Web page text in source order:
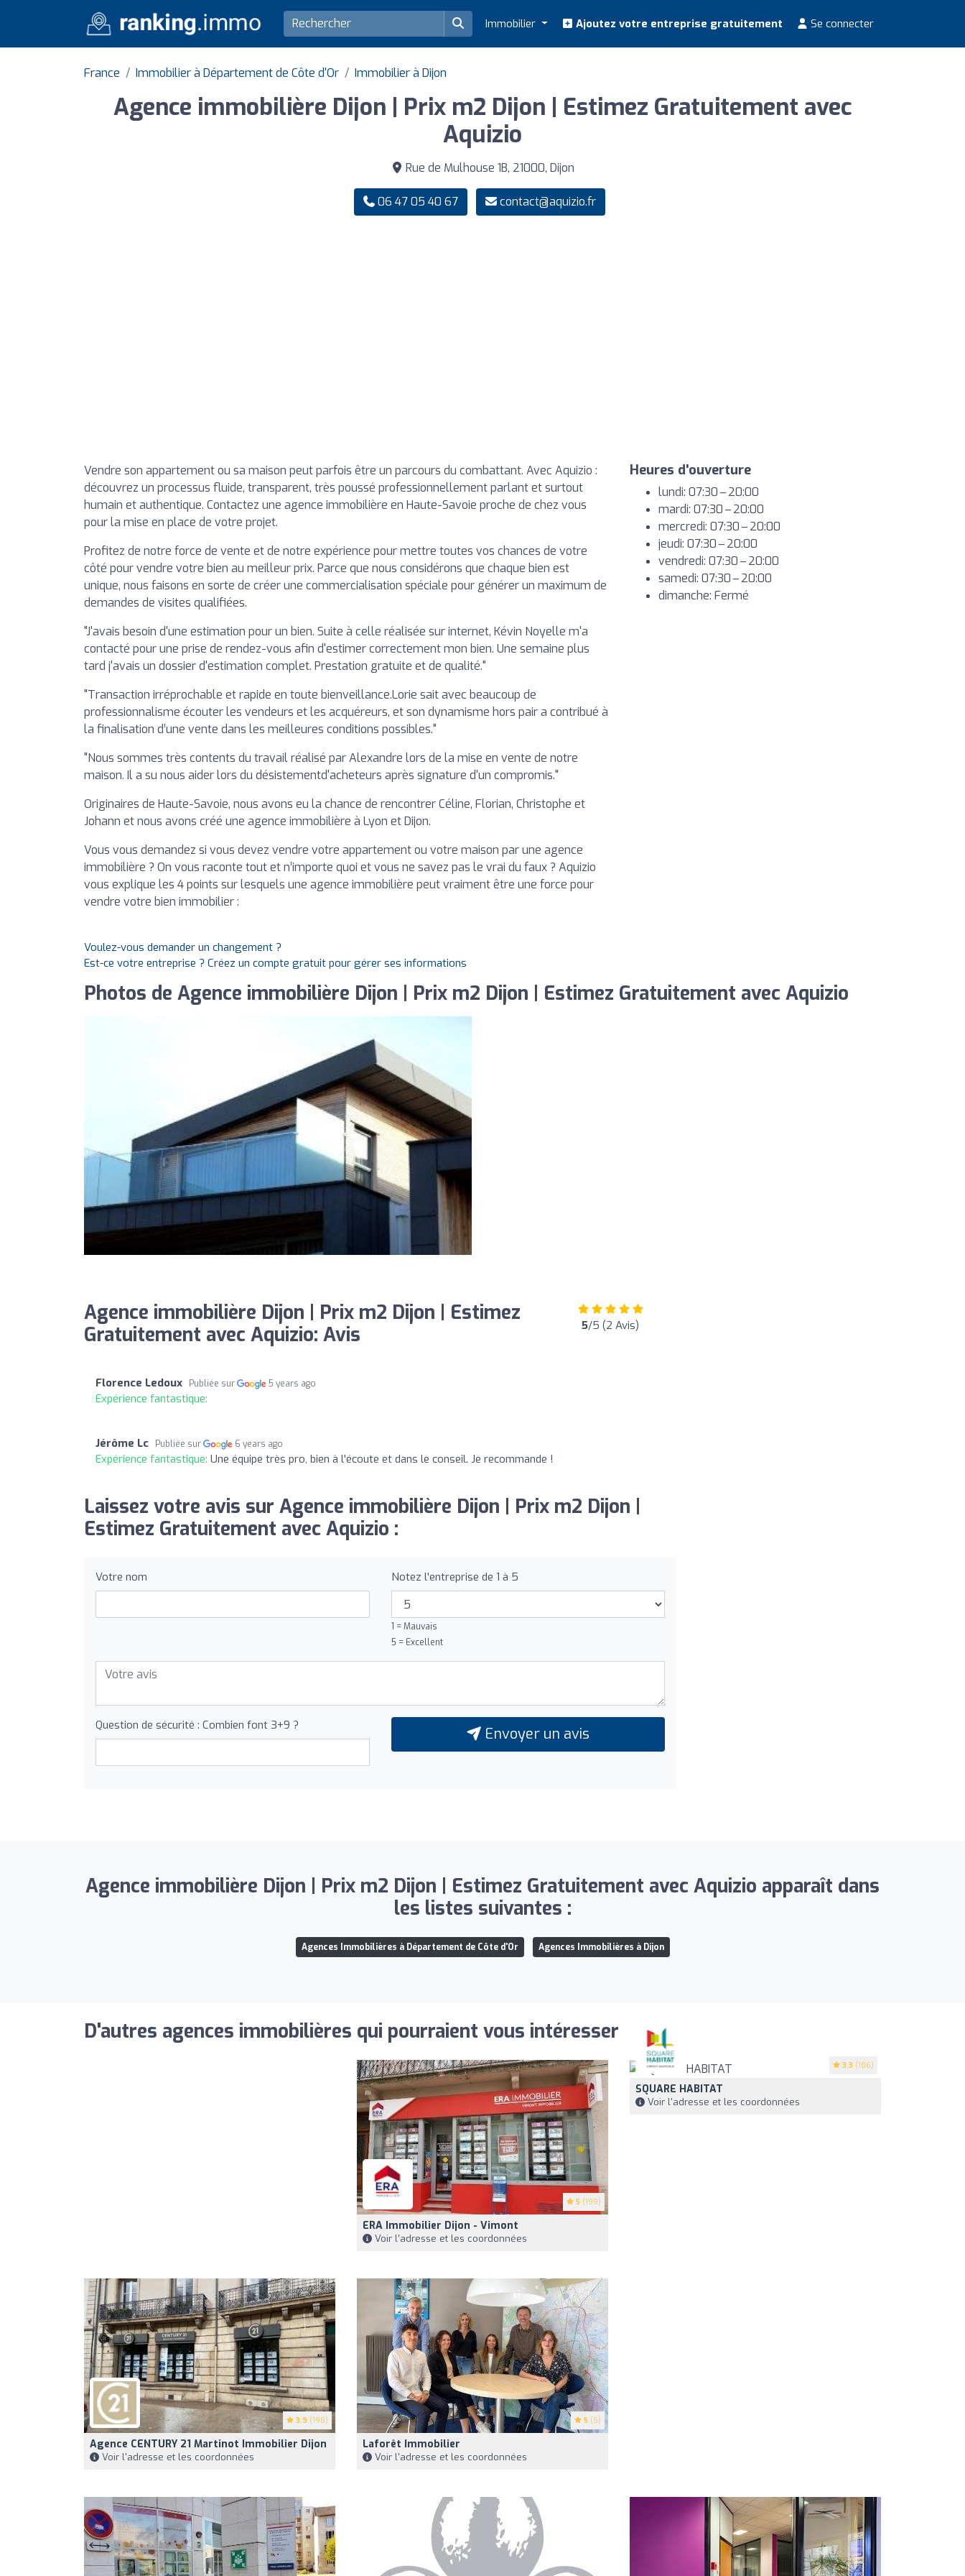
Immobilier Ajoutez votre entreprise gratuitement Se connecter
France Immobilier à Département de Côte d'Or Immobilier à Dijon
Agence immobilière Dijon | Prix m2 Dijon | Estimez Gratuitement avec
Aquizio
Rue de Mulhouse 1B, 21000, Dijon
06 47 05 40 67 contact@aquizio.fr
Vendre son appartement ou sa maison peut parfois être un parcours du combattant. Avec Aquizio :
découvrez un processus fluide, transparent, très poussé professionnellement parlant et surtout
humain et authentique. Contactez une agence immobilière en Haute-Savoie proche de chez vous
pour la mise en place de votre projet.
Profitez de notre force de vente et de notre expérience pour mettre toutes vos chances de votre
côté pour vendre votre bien au meilleur prix. Parce que nous considérons que chaque bien est
unique, nous faisons en sorte de créer une commercialisation spéciale pour générer un maximum de
demandes de visites qualifiées.
"J'avais besoin d'une estimation pour un bien. Suite à celle réalisée sur internet, Kévin Noyelle m'a
contacté pour une prise de rendez-vous afin d'estimer correctement mon bien. Une semaine plus
tard j'avais un dossier d'estimation complet. Prestation gratuite et de qualité."
"Transaction irréprochable et rapide en toute bienveillance.Lorie sait avec beaucoup de
professionnalisme écouter les vendeurs et les acquéreurs, et son dynamisme hors pair a contribué à
la finalisation d’une vente dans les meilleures conditions possibles."
"Nous sommes très contents du travail réalisé par Alexandre lors de la mise en vente de notre
maison. Il a su nous aider lors du désistementd'acheteurs après signature d'un compromis."
Originaires de Haute-Savoie, nous avons eu la chance de rencontrer Céline, Florian, Christophe et
Johann et nous avons créé une agence immobilière à Lyon et Dijon.
Vous vous demandez si vous devez vendre votre appartement ou votre maison par une agence
immobilière ? On vous raconte tout et n’importe quoi et vous ne savez pas le vrai du faux ? Aquizio
vous explique les 4 points sur lesquels une agence immobilière peut vraiment être une force pour
vendre votre bien immobilier :
Heures d'ouverture
lundi: 07:30 – 20:00
mardi: 07:30 – 20:00
mercredi: 07:30 – 20:00
jeudi: 07:30 – 20:00
vendredi: 07:30 – 20:00
samedi: 07:30 – 20:00
dimanche: Fermé
Voulez-vous demander un changement ?
Est-ce votre entreprise ? Créez un compte gratuit pour gérer ses informations
Photos de Agence immobilière Dijon | Prix m2 Dijon | Estimez Gratuitement avec Aquizio
Agence immobilière Dijon | Prix m2 Dijon | Estimez
Gratuitement avec Aquizio: Avis
5/5 (2 Avis)
Florence Ledoux Publiée sur 5 years ago
Expérience fantastique:
Jérôme Lc Publiée sur 6 years ago
Expérience fantastique: Une équipe très pro, bien à l'écoute et dans le conseil. Je recommande !
Laissez votre avis sur Agence immobilière Dijon | Prix m2 Dijon |
Estimez Gratuitement avec Aquizio :
Votre nom Notez l'entreprise de 1 à 5
1 = Mauvais
5 = Excellent
Question de sécurité : Combien font 3+9 ? Envoyer un avis
Agence immobilière Dijon | Prix m2 Dijon | Estimez Gratuitement avec Aquizio apparaît dans
les listes suivantes :
Agences Immobilières à Département de Côte d'Or Agences Immobilières à Dijon
D'autres agences immobilières qui pourraient vous intéresser
5 (199)
ERA Immobilier Dijon - Vimont
Voir l'adresse et les coordonnées
3.3 (106)
SQUARE HABITAT
Voir l'adresse et les coordonnées
3.9 (198)
Agence CENTURY 21 Martinot Immobilier Dijon
Voir l'adresse et les coordonnées
5 (5)
Laforêt Immobilier
Voir l'adresse et les coordonnées